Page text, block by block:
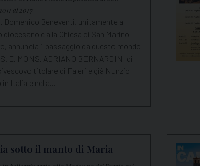
al 2017
Domenico Beneventi, unitamente al
e alla Chiesa di San Marino-
annuncia il passaggio da questo mondo
E. MONS. ADRIANO BERNARDINI di
titolare di Faleri e già Nunzio
Italia e nella…
sotto il manto di Maria